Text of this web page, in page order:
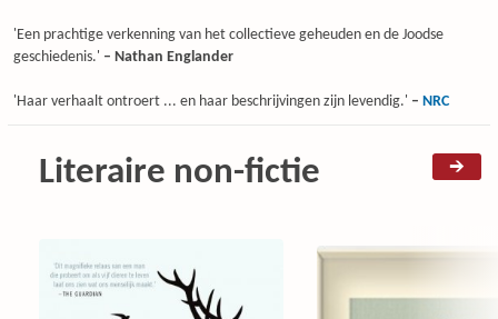
'Een prachtige verkenning van het collectieve geheuden en de Joodse
geschiedenis.' – Nathan Englander
'Haar verhaalt ontroert ... en haar beschrijvingen zijn levendig.' – NRC
Literaire non-fictie